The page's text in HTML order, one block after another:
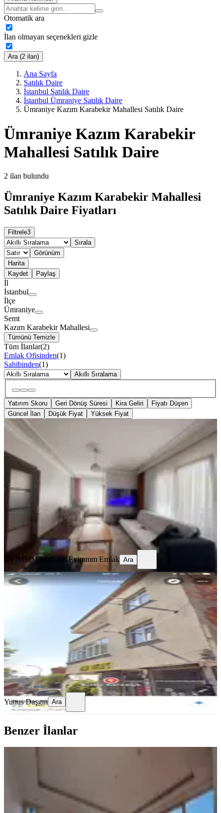
Otomatik ara
İlan olmayan seçenekleri gizle
Ara (2 ilan)
Ana Sayfa
Satılık Daire
İstanbul Satılık Daire
İstanbul Ümraniye Satılık Daire
Ümraniye Kazım Karabekir Mahallesi Satılık Daire
Ümraniye Kazım Karabekir
Mahallesi Satılık Daire
2 ilan bulundu
Ümraniye Kazım Karabekir Mahallesi
Satılık Daire Fiyatları
Filtrele3
Sırala
Görünüm
Harita
Kaydet
Paylaş
İl
İstanbul
İlçe
Ümraniye
Semt
Kazım Karabekir Mahallesi
Tümünü Temizle
Tüm İlanlar(2)
Emlak Ofisinden(1)
Sahibinden(1)
Akıllı Sıralama
Yatırım Skoru Geri Dönüş Süresi Kira Geliri
Fiyatı Düşen
Güncel İlan
Düşük Fiyat Yüksek Fiyat
MANZARALI
Ümraniye İnkılap Mh.3+1 Cadde
Üzerinde Satılık Daire
Ümraniye, Kazım Karabekir Mahallesi
3+1·125 m² 01.08.2026
7.850.000 ₺
EVİMMM EMLAK Evimmm Emlak
EVİMMM EMLAKEvimmm Emlak Ara
BALKONLU
%4 Acil Satılık Daire
Ümraniye, Kazım Karabekir Mahallesi
·150 m²·1. Kat 03.12.2025
3.750.000 ₺3.900.000 ₺
Yunus Daşgın
Ara
Yunus Daşgın Ara
Benzer İlanlar
Ümraniye, Şerifali Mahallesi
145 m²·1. Kat 26.06.2026